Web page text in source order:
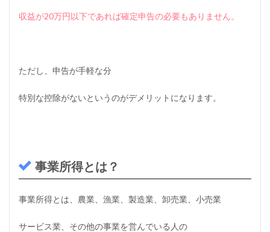
収益が20万円以下であれば確定申告の必要もありません。
ただし、申告が手軽な分
特別な控除がないというのがデメリットになります。
事業所得とは？
事業所得とは、農業、漁業、製造業、卸売業、小売業
サービス業、その他の事業を営んでいる人の